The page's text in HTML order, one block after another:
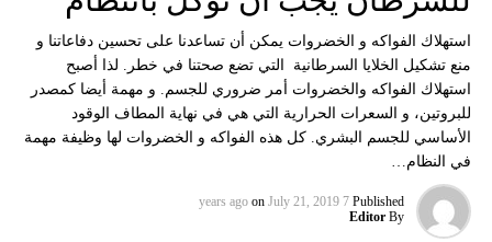
استهلاك الفواكه و الخضروات يمكن أن تساعدنا على تحسين دفاعاتنا و
منع تشكيل الخلايا السرطانية التي تضع صحتنا في خطر. لذا أصبح
استهلاك الفواكه والخضروات أمر ضروري للجسم. و مهمة أيضا كمصدر
للبروتين، و السعرات الحرارية التي هي في نهاية المطاف الوقود
الأساسي للجسم البشري. كل هذه الفواكه و الخضروات لها وظيفة مهمة
في النظام…
Published
7 years ago
on July 21, 2019
By
Editor